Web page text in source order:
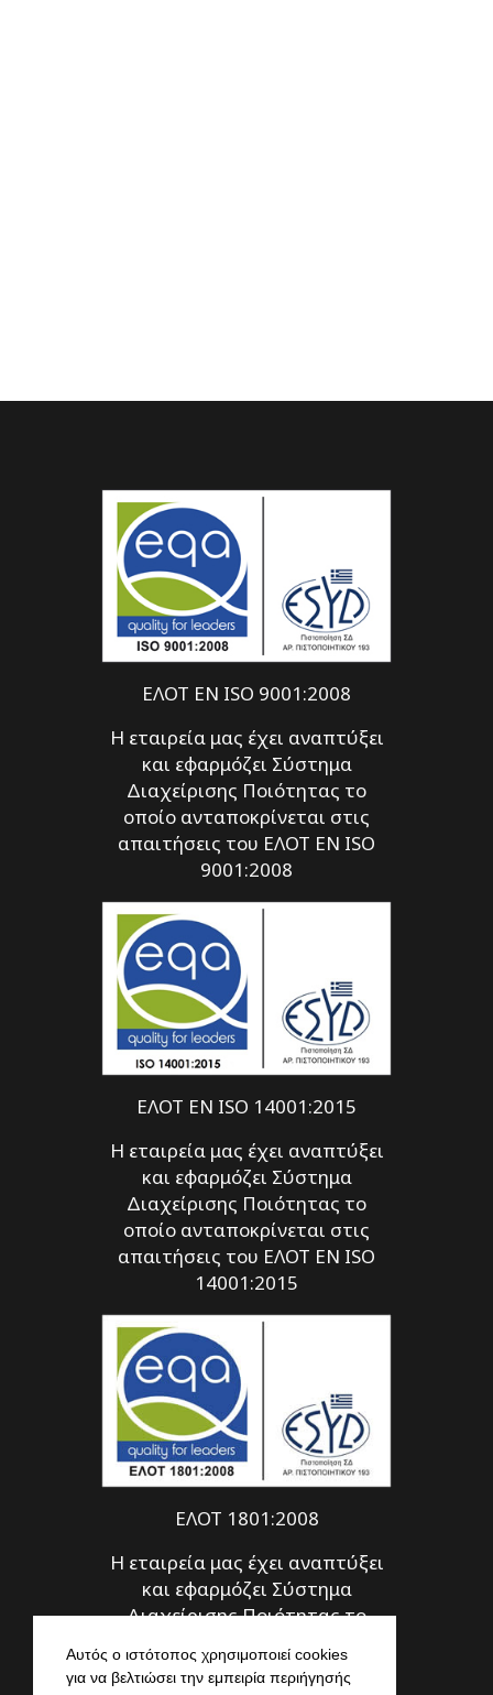
ΕΛΟΤ EN ISO 9001:2008
Η εταιρεία μας έχει αναπτύξει
και εφαρμόζει Σύστημα
Διαχείρισης Ποιότητας το
οποίο ανταποκρίνεται στις
απαιτήσεις του ΕΛΟΤ EN ISO
9001:2008
ΕΛΟΤ EN ISO 14001:2015
Η εταιρεία μας έχει αναπτύξει
και εφαρμόζει Σύστημα
Διαχείρισης Ποιότητας το
οποίο ανταποκρίνεται στις
απαιτήσεις του ΕΛΟΤ EN ISO
14001:2015
ΕΛΟΤ 1801:2008
Η εταιρεία μας έχει αναπτύξει
και εφαρμόζει Σύστημα
Διαχείρισης Ποιότητας το
απαιτήσεις του ΕΛΟΤ 1801:2008
Αυτός ο ιστότοπος χρησιμοποιεί cookies
για να βελτιώσει την εμπειρία περιήγησής